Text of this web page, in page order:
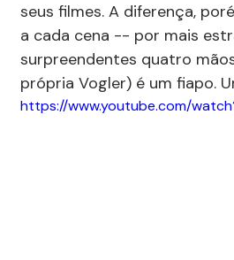
seus filmes. A diferença,
a cada cena -- por mais
surpreendentes quatro
própria Vogler) é um fiapo.
https://www.youtube.com/